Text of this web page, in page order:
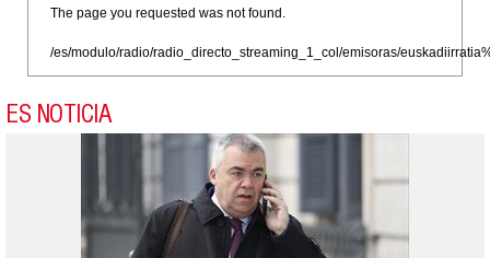
The page you requested was not found.
/es/modulo/radio/radio_directo_streaming_1_col/emisoras/
ES NOTICIA